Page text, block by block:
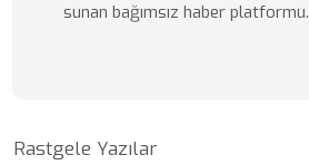
sunan bağımsız haber platformu.
Rastgele Yazılar